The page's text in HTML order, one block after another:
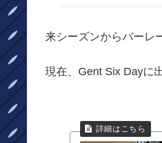
来シーズンからバーレ
現在、Gent Six Dayに